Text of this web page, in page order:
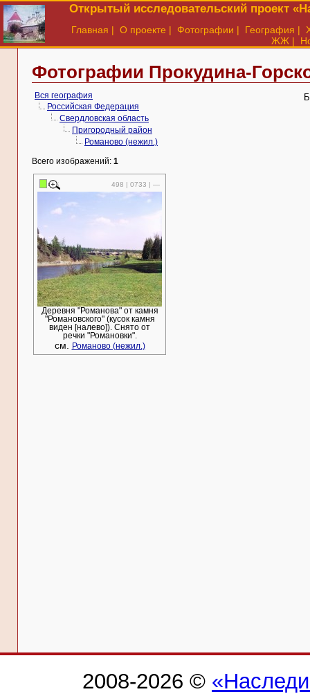
Открытый исследовательский проект
Главная | О проекте | Фотографии | География |
ЖЖ |
Фотографии Прокудина-
Вся география
Российская Федерация
Свердловская область
Пригородный район
Романово (нежил.)
Всего изображений: 1
498 | 0733 | —
Деревня "Романова" от камня
"Романовского" (кусок камня
виден [налево]). Снято от
речки "Романовки".
см. Романово (нежил.)
2008-2026 ©